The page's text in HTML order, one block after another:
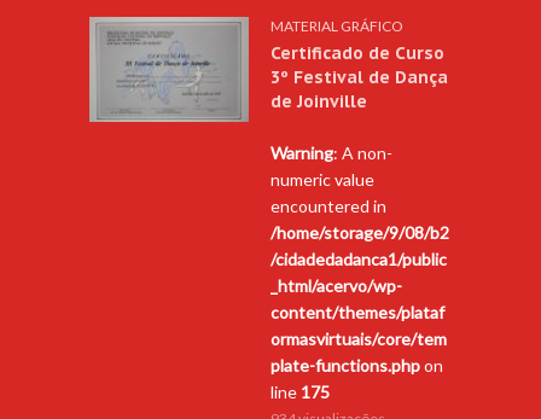
MATERIAL GRÁFICO
Certificado de Curso
3º Festival de Dança
de Joinville
Warning: A non-
numeric value
encountered in
/home/storage/9/08/b2
/cidadedadanca1/public
_html/acervo/wp-
content/themes/plataf
ormasvirtuais/core/tem
plate-functions.phpon
line 175